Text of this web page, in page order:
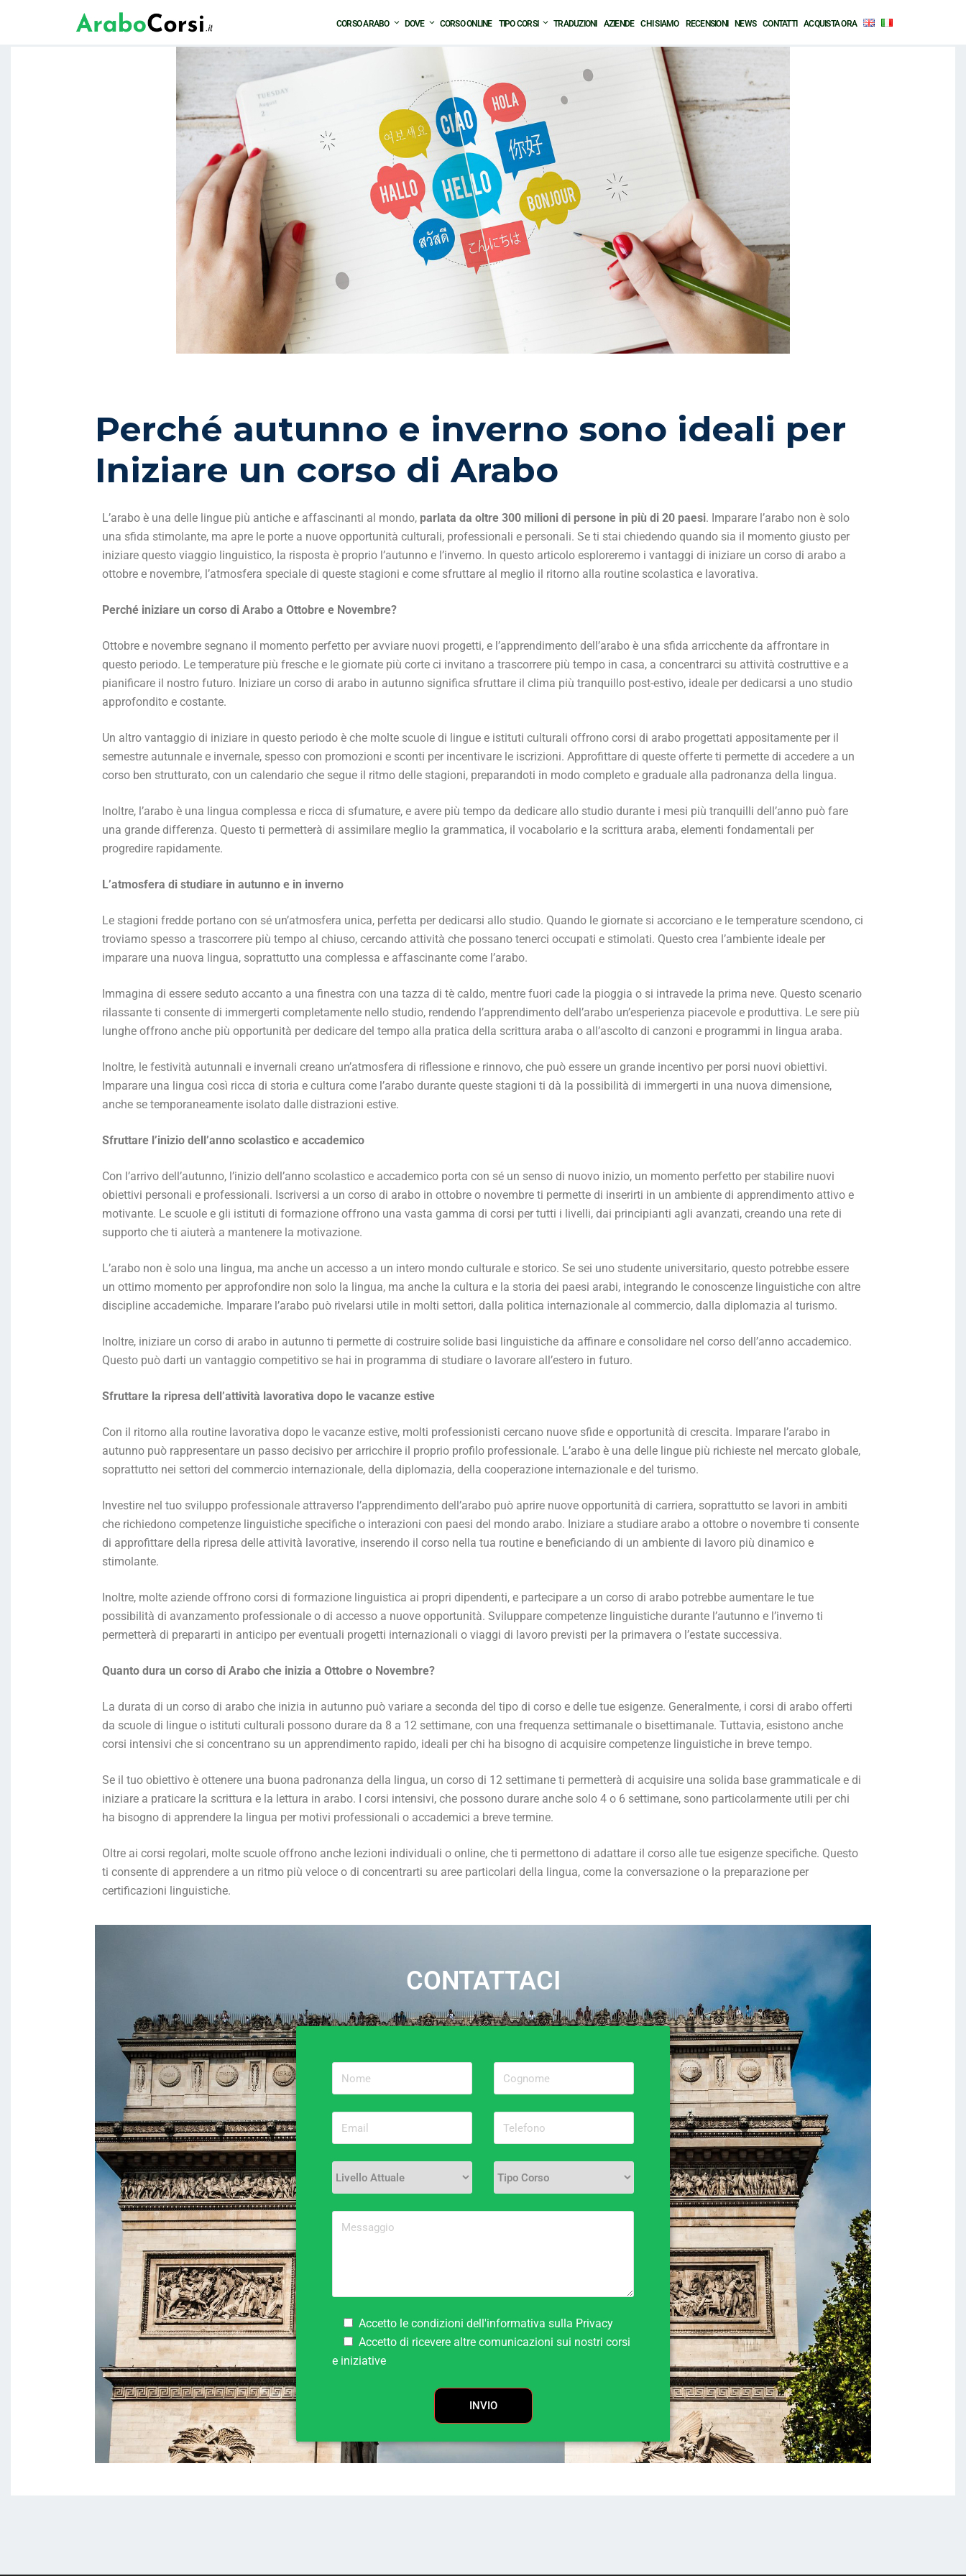
CORSO ARABO DOVE CORSO ONLINE TIPO CORSI TRADUZIONI AZIENDE CHI SIAMO RECENSIONI NEWS CONTATTI ACQUISTA ORA
Perché autunno e inverno sono ideali per
Iniziare un corso di Arabo
L’arabo è una delle lingue più antiche e affascinanti al mondo, parlata da oltre 300 milioni di persone in più di 20 paesi. Imparare l’arabo non è solo
una sfida stimolante, ma apre le porte a nuove opportunità culturali, professionali e personali. Se ti stai chiedendo quando sia il momento giusto per
iniziare questo viaggio linguistico, la risposta è proprio l’autunno e l’inverno. In questo articolo esploreremo i vantaggi di iniziare un corso di arabo a
ottobre e novembre, l’atmosfera speciale di queste stagioni e come sfruttare al meglio il ritorno alla routine scolastica e lavorativa.
Perché iniziare un corso di Arabo a Ottobre e Novembre?
Ottobre e novembre segnano il momento perfetto per avviare nuovi progetti, e l’apprendimento dell’arabo è una sfida arricchente da affrontare in
questo periodo. Le temperature più fresche e le giornate più corte ci invitano a trascorrere più tempo in casa, a concentrarci su attività costruttive e a
pianificare il nostro futuro. Iniziare un corso di arabo in autunno significa sfruttare il clima più tranquillo post-estivo, ideale per dedicarsi a uno studio
approfondito e costante.
Un altro vantaggio di iniziare in questo periodo è che molte scuole di lingue e istituti culturali offrono corsi di arabo progettati appositamente per il
semestre autunnale e invernale, spesso con promozioni e sconti per incentivare le iscrizioni. Approfittare di queste offerte ti permette di accedere a un
corso ben strutturato, con un calendario che segue il ritmo delle stagioni, preparandoti in modo completo e graduale alla padronanza della lingua.
Inoltre, l’arabo è una lingua complessa e ricca di sfumature, e avere più tempo da dedicare allo studio durante i mesi più tranquilli dell’anno può fare
una grande differenza. Questo ti permetterà di assimilare meglio la grammatica, il vocabolario e la scrittura araba, elementi fondamentali per
progredire rapidamente.
L’atmosfera di studiare in autunno e in inverno
Le stagioni fredde portano con sé un’atmosfera unica, perfetta per dedicarsi allo studio. Quando le giornate si accorciano e le temperature scendono, ci
troviamo spesso a trascorrere più tempo al chiuso, cercando attività che possano tenerci occupati e stimolati. Questo crea l’ambiente ideale per
imparare una nuova lingua, soprattutto una complessa e affascinante come l’arabo.
Immagina di essere seduto accanto a una finestra con una tazza di tè caldo, mentre fuori cade la pioggia o si intravede la prima neve. Questo scenario
rilassante ti consente di immergerti completamente nello studio, rendendo l’apprendimento dell’arabo un’esperienza piacevole e produttiva. Le sere più
lunghe offrono anche più opportunità per dedicare del tempo alla pratica della scrittura araba o all’ascolto di canzoni e programmi in lingua araba.
Inoltre, le festività autunnali e invernali creano un’atmosfera di riflessione e rinnovo, che può essere un grande incentivo per porsi nuovi obiettivi.
Imparare una lingua così ricca di storia e cultura come l’arabo durante queste stagioni ti dà la possibilità di immergerti in una nuova dimensione,
anche se temporaneamente isolato dalle distrazioni estive.
Sfruttare l’inizio dell’anno scolastico e accademico
Con l’arrivo dell’autunno, l’inizio dell’anno scolastico e accademico porta con sé un senso di nuovo inizio, un momento perfetto per stabilire nuovi
obiettivi personali e professionali. Iscriversi a un corso di arabo in ottobre o novembre ti permette di inserirti in un ambiente di apprendimento attivo e
motivante. Le scuole e gli istituti di formazione offrono una vasta gamma di corsi per tutti i livelli, dai principianti agli avanzati, creando una rete di
supporto che ti aiuterà a mantenere la motivazione.
L’arabo non è solo una lingua, ma anche un accesso a un intero mondo culturale e storico. Se sei uno studente universitario, questo potrebbe essere
un ottimo momento per approfondire non solo la lingua, ma anche la cultura e la storia dei paesi arabi, integrando le conoscenze linguistiche con altre
discipline accademiche. Imparare l’arabo può rivelarsi utile in molti settori, dalla politica internazionale al commercio, dalla diplomazia al turismo.
Inoltre, iniziare un corso di arabo in autunno ti permette di costruire solide basi linguistiche da affinare e consolidare nel corso dell’anno accademico.
Questo può darti un vantaggio competitivo se hai in programma di studiare o lavorare all’estero in futuro.
Sfruttare la ripresa dell’attività lavorativa dopo le vacanze estive
Con il ritorno alla routine lavorativa dopo le vacanze estive, molti professionisti cercano nuove sfide e opportunità di crescita. Imparare l’arabo in
autunno può rappresentare un passo decisivo per arricchire il proprio profilo professionale. L’arabo è una delle lingue più richieste nel mercato globale,
soprattutto nei settori del commercio internazionale, della diplomazia, della cooperazione internazionale e del turismo.
Investire nel tuo sviluppo professionale attraverso l’apprendimento dell’arabo può aprire nuove opportunità di carriera, soprattutto se lavori in ambiti
che richiedono competenze linguistiche specifiche o interazioni con paesi del mondo arabo. Iniziare a studiare arabo a ottobre o novembre ti consente
di approfittare della ripresa delle attività lavorative, inserendo il corso nella tua routine e beneficiando di un ambiente di lavoro più dinamico e
stimolante.
Inoltre, molte aziende offrono corsi di formazione linguistica ai propri dipendenti, e partecipare a un corso di arabo potrebbe aumentare le tue
possibilità di avanzamento professionale o di accesso a nuove opportunità. Sviluppare competenze linguistiche durante l’autunno e l’inverno ti
permetterà di prepararti in anticipo per eventuali progetti internazionali o viaggi di lavoro previsti per la primavera o l’estate successiva.
Quanto dura un corso di Arabo che inizia a Ottobre o Novembre?
La durata di un corso di arabo che inizia in autunno può variare a seconda del tipo di corso e delle tue esigenze. Generalmente, i corsi di arabo offerti
da scuole di lingue o istituti culturali possono durare da 8 a 12 settimane, con una frequenza settimanale o bisettimanale. Tuttavia, esistono anche
corsi intensivi che si concentrano su un apprendimento rapido, ideali per chi ha bisogno di acquisire competenze linguistiche in breve tempo.
Se il tuo obiettivo è ottenere una buona padronanza della lingua, un corso di 12 settimane ti permetterà di acquisire una solida base grammaticale e di
iniziare a praticare la scrittura e la lettura in arabo. I corsi intensivi, che possono durare anche solo 4 o 6 settimane, sono particolarmente utili per chi
ha bisogno di apprendere la lingua per motivi professionali o accademici a breve termine.
Oltre ai corsi regolari, molte scuole offrono anche lezioni individuali o online, che ti permettono di adattare il corso alle tue esigenze specifiche. Questo
ti consente di apprendere a un ritmo più veloce o di concentrarti su aree particolari della lingua, come la conversazione o la preparazione per
certificazioni linguistiche.
CONTATTACI
Accetto le condizioni dell'informativa sulla Privacy
Accetto di ricevere altre comunicazioni sui nostri corsi
e iniziative